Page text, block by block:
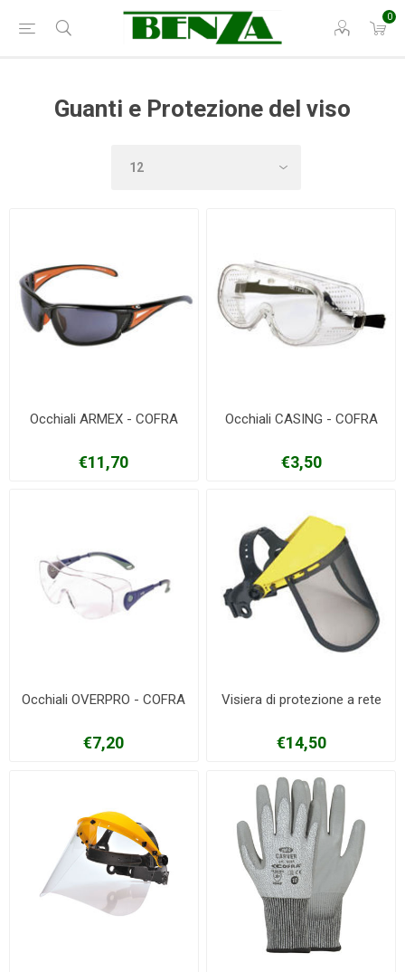
0
Guanti e Protezione del viso
Occhiali ARMEX - COFRA
€11,70
Occhiali CASING - COFRA
€3,50
Occhiali OVERPRO - COFRA
€7,20
Visiera di protezione a rete
€14,50